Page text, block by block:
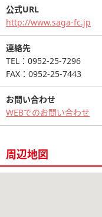
公式URL
http://www.saga-fc.jp
連絡先
TEL：0952-25-7296
FAX：0952-25-7443
お問い合わせ
WEBでのお問い合わせ
周辺地図